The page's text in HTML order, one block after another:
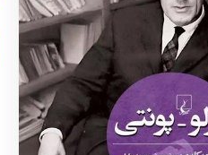
ادبیات آلمان
ادبیات ترکیه
سایر کشورهای اروپا